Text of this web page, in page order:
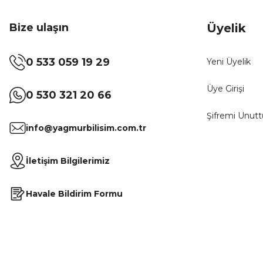
Bize ulaşın
0 533 059 19 29
0 530 321 20 66
info@yagmurbilisim.com.tr
İletişim Bilgilerimiz
Havale Bildirim Formu
Üyelik
Yeni Üyelik
Üye Girişi
Şifremi